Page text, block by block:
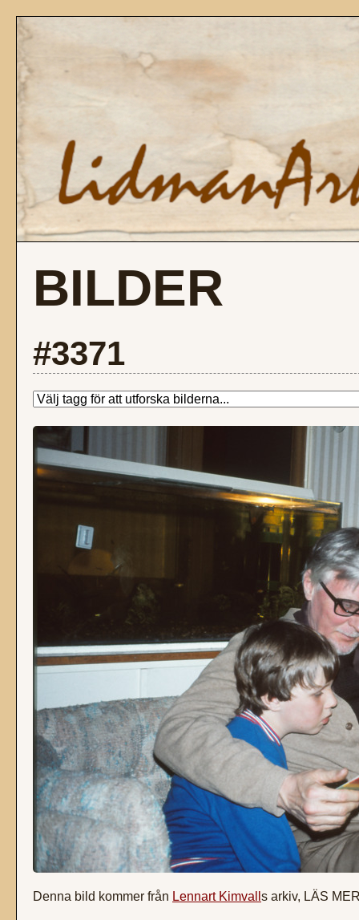
BILDER
#3371
Denna bild kommer från Lennart Kimvall s arkiv, LÄS